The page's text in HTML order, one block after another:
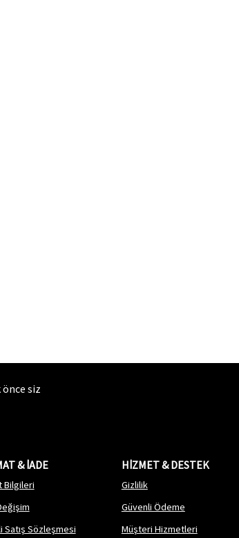
siz
& İADE
Bilgileri
Satış Sözleşmesi
HİZMET & DESTEK
Gizlilik
Güvenli Ödeme
Müşteri Hizmetleri